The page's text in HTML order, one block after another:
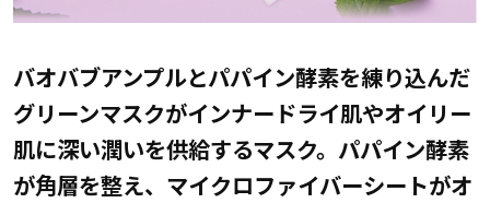
バオバブアンプルとパパイン酵素を練り込んだ
グリーンマスクがインナードライ肌やオイリー
肌に深い潤いを供給するマスク。パパイン酵素
が角層を整え、マイクロファイバーシートがオ